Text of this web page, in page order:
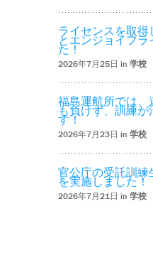
ライセンスを取
とエンジョイフラ
た！
2026年7月25日 in 学校
福島運航所では、
も負けず、訓練が
す！
2026年7月23日 in 学校
官公庁の受託訓練
を実施しました！
2026年7月21日 in 学校